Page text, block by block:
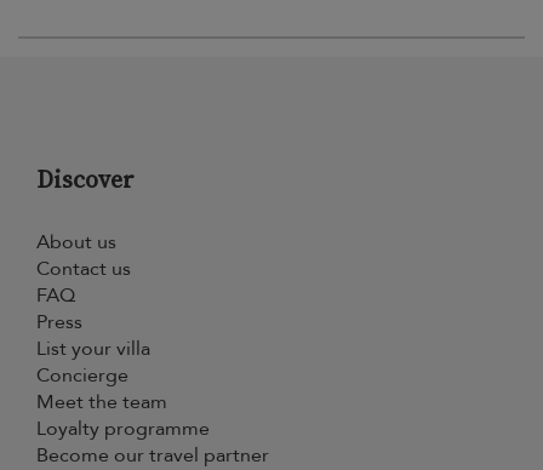
Discover
About us
Contact us
FAQ
Press
List your villa
Concierge
Meet the team
Loyalty programme
Become our travel partner